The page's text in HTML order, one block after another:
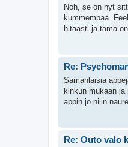
Noh, se on nyt
kummempaa.
hitaasti ja tämä
Re:
Samanlaisia
kinkun mukaan
appin jo niiin
Re: Outo valo